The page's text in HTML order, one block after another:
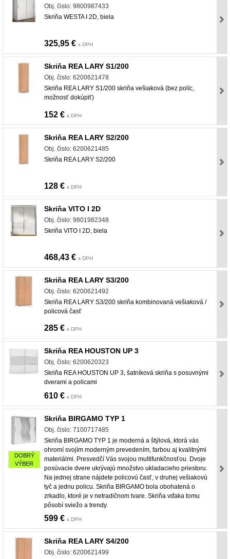
Obj. čislo: 9800987433
Skriňa WESTA I 2D, biela
325,95 € s DPH
Skriňa REA LARY S1/200
Obj. čislo: 6200621478
Skriňa REA LARY S1/200 skriňa vešiaková (bez políc,
možnosť dokúpiť)
152 € s DPH
Skriňa REA LARY S2/200
Obj. čislo: 6200621485
Skriňa REA LARY S2/200
128 € s DPH
Skriňa VITO I 2D
Obj. čislo: 9801982348
Skriňa VITO I 2D, biela
468,43 € s DPH
Skriňa REA LARY S3/200
Obj. čislo: 6200621492
Skriňa REA LARY S3/200 skriňa kombinovaná vešiaková /
policová časť
285 € s DPH
Skriňa REA HOUSTON UP 3
Obj. čislo: 6200620323
Skriňa REA HOUSTON UP 3, šatníková skriňa s posuvnými
dverami a policami
610 € s DPH
DOBRÝ
VÝBER
Skriňa BIRGAMO TYP 1
Obj. čislo: 7100717485
Skriňa BIRGAMO TYP 1 je moderná a štýlová, ktorá vás
ohromí svojím moderným prevedením, farbou aj kvalitnými
materiálmi. Presvedčí Vás svojou multifunkčnosťou. Dvoje
posúvacie dvere ukrývajú množstvo ukladacieho priestoru.
Na jednej strane nájdete policovú časť, v druhej vešiakovú
tyč a jednu policu. Skriňa BIRGAMO bola obohatená o
zrkadlo, ktoré je v netradičnom tvare. Skriňa vďaka tomu
pôsobí sviežo a trendy.
599 € s DPH
Skriňa REA LARY S4/200
Obj. čislo: 6200621499